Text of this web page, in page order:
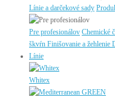
Línie a darčekové sady
Pre profesionálov Chemické
škvŕn Finišovanie a žehlenie
Línie
Whitex